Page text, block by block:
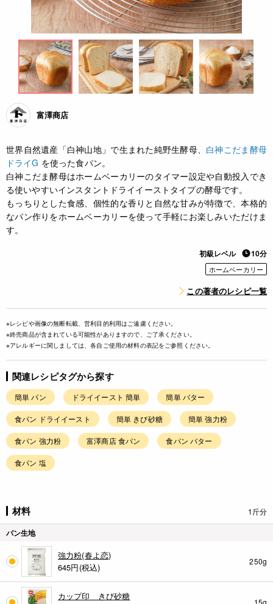
富澤商店
世界自然遺産「白神山地」で生まれた純野生酵母、 白神こだま酵母
ドライG を使った食パン。
白神こだま酵母はホームベーカリーのタイマー設定や自動投入でき
る使いやすいインスタントドライイーストタイプの酵母です。
もっちりとした食感、個性的な香りと自然な甘みが特徴で、本格的
なパン作りをホームベーカリーを使って手軽にお楽しみいただけま
す。
初級レベル 10分
ホームベーカリー
この著者のレシピ一覧
※レシピや画像の無断転載、営利目的利用はご遠慮ください。
※終売商品が含まれている可能性がありますので、ご了承ください。
※アレルギーに関しましては、各自ご使用の材料の表記をご参照ください。
関連レシピタグから探す
簡単 パン ドライイースト 簡単 簡単 バター
食パン ドライイースト 簡単 きび砂糖 簡単 強力粉
食パン 強力粉 富澤商店 食パン 食パン バター
食パン 塩
材料 1斤分
パン生地
強力粉(春よ恋)
645円(税込)
250g
カップ印 きび砂糖